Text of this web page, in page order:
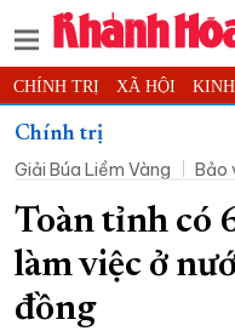
CHÍNH TRỊ XÃ HỘI
THỂ THAO
KHOA HỌC - CÔNG NGHỆ
THẾ GIỚI MULTIMEDIA
PODCAST THÔNG TIN -
QUY HOẠCH TỈNH KHÁNH
Chính trị
Giải Búa Liềm Vàng
Bảo
Toàn tỉnh có
làm việc ở
đồng